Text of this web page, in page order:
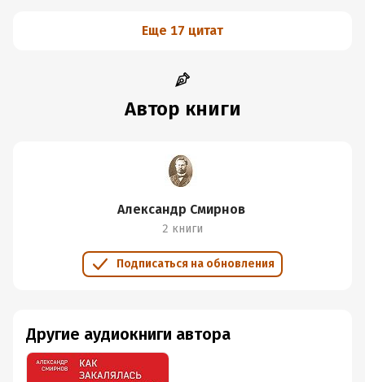
Еще 17 цитат
Автор книги
Александр Смирнов
2 книги
Подписаться на обновления
Другие аудиокниги автора